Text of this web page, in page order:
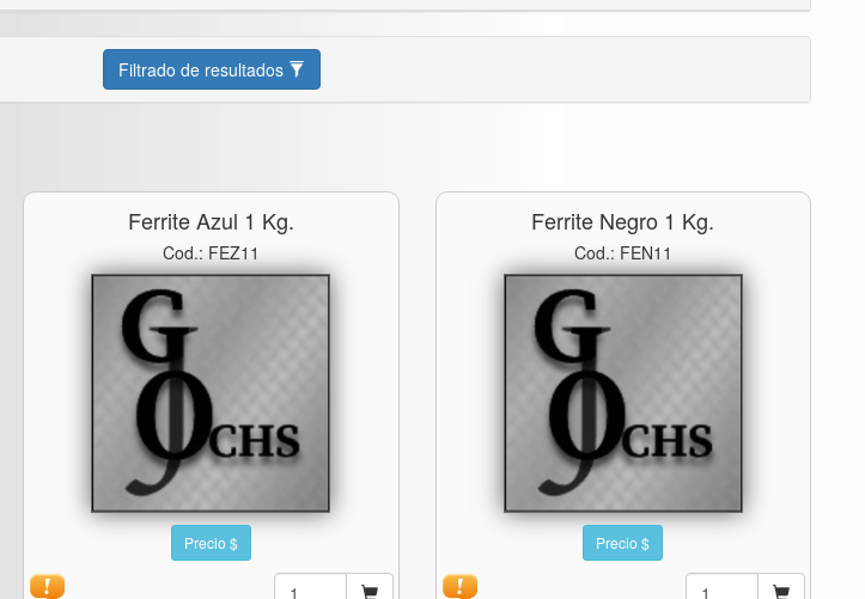
Filtrado de resultados
Ferrite Azul 1 Kg.
Cod.: FEZ11
Precio $
Ferrite Negro 1 Kg.
Cod.: FEN11
Precio $